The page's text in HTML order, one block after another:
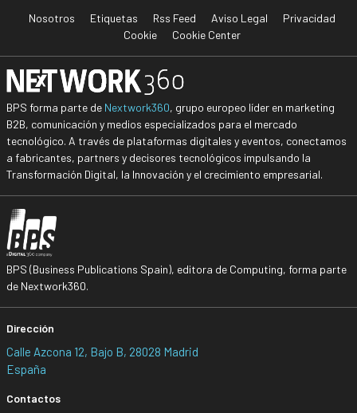
Nosotros Etiquetas Rss Feed Aviso Legal
Privacidad
Cookie
Cookie Center
BPS forma parte de Nextwork360, grupo europeo líder en marketing
B2B, comunicación y medios especializados para el mercado
tecnológico. A través de plataformas digitales y eventos, conectamos
a fabricantes, partners y decisores tecnológicos impulsando la
Transformación Digital, la Innovación y el crecimiento empresarial.
BPS (Business Publications Spain), editora de Computing, forma parte
de Nextwork360.
Dirección
Calle Azcona 12, Bajo B, 28028 Madrid
España
Contactos